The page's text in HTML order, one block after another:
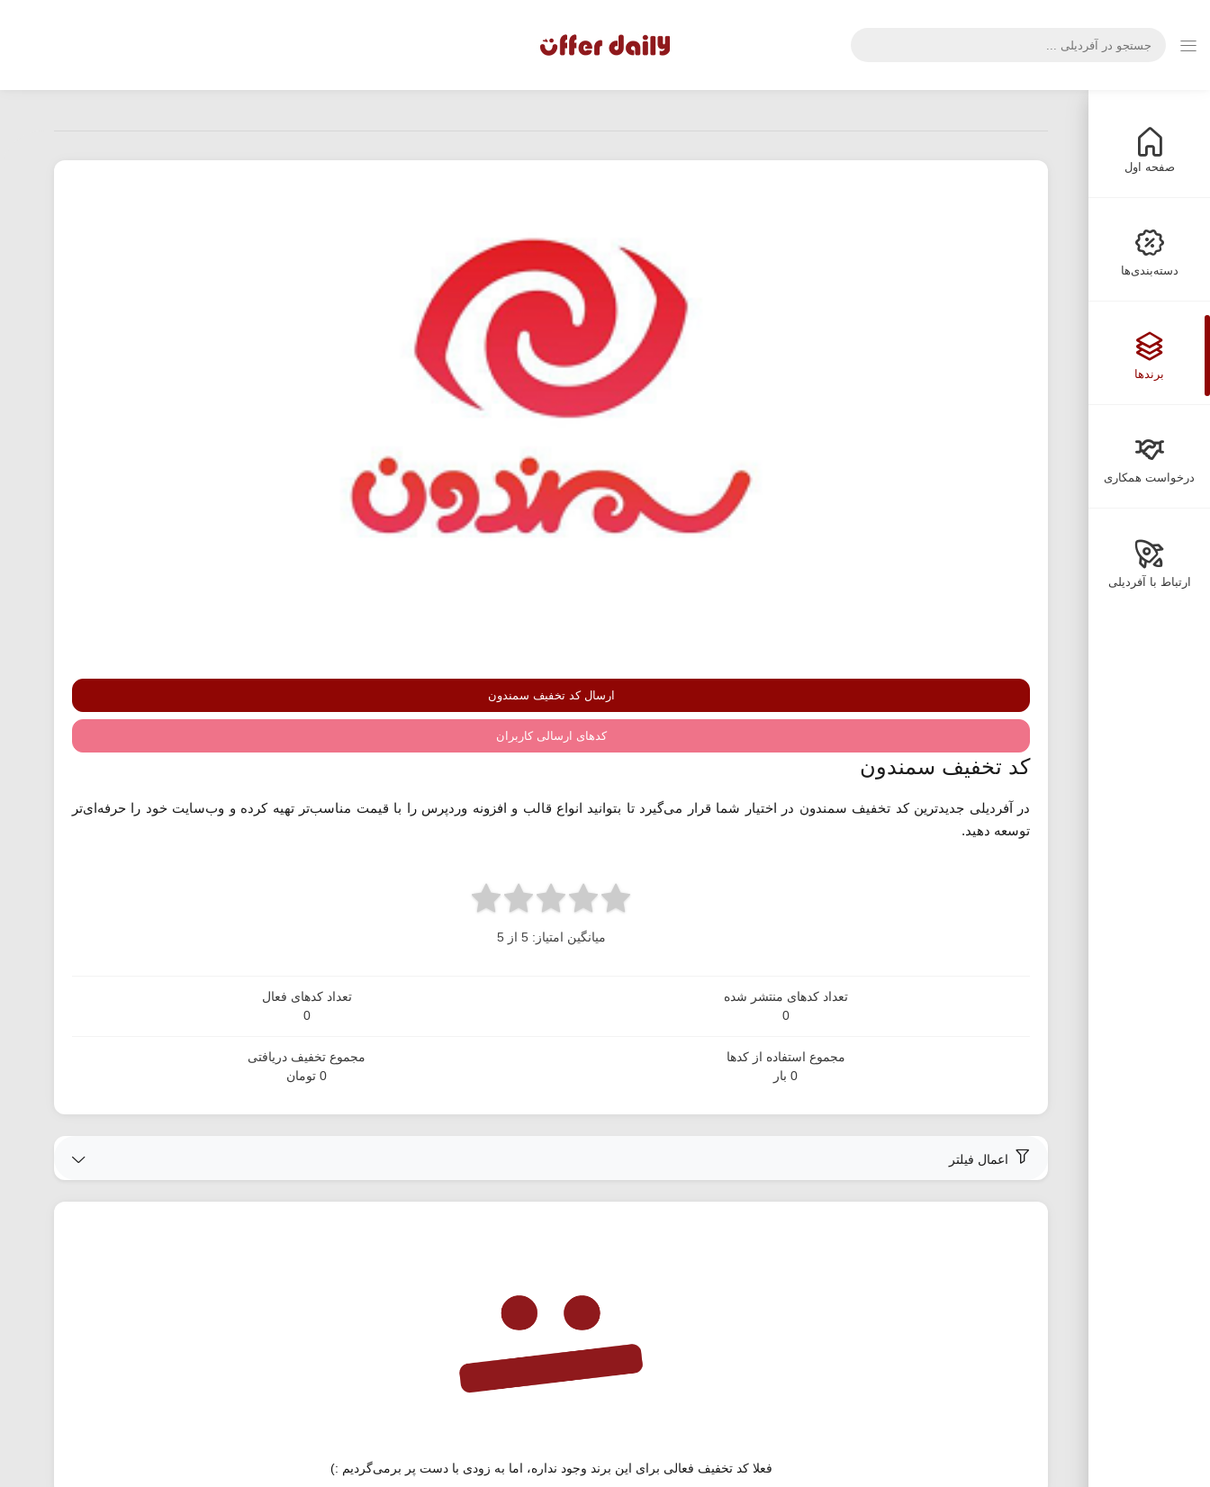
صفحه اول
دسته‌بندی‌ها
برندها
درخواست همکاری
ارتباط با آفردیلی
ارسال کد تخفیف سمندون
کدهای ارسالی کاربران
کد تخفیف سمندون
در آفردیلی جدیدترین کد تخفیف سمندون در اختیار شما قرار می‌گیرد تا بتوانید انواع قالب و افزونه وردپرس را با قیمت مناسب‌تر تهیه کرده و وب‌سایت خود را حرفه‌ای‌تر
توسعه دهید.
میانگین امتیاز: 5 از 5
تعداد کدهای منتشر شده
0
تعداد کدهای فعال
0
مجموع استفاده از کدها
0 بار
مجموع تخفیف دریافتی
0 تومان
اعمال فیلتر
فعلا کد تخفیف فعالی برای این برند وجود نداره، اما به زودی با دست پر برمی‌گردیم :)